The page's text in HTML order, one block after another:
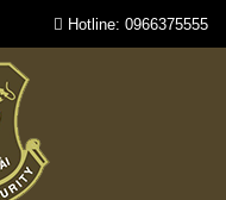
Hotline: 0966375555